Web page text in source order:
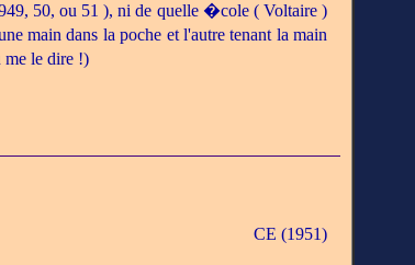
50, ou 51 ), ni de quelle �cole ( Voltaire )
main dans la poche et l'autre tenant la main
le dire !)
CE (1951)